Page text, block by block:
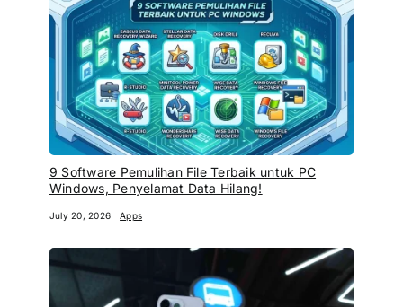
9 Software Pemulihan File Terbaik untuk PC
Windows, Penyelamat Data Hilang!
July 20, 2026 Apps